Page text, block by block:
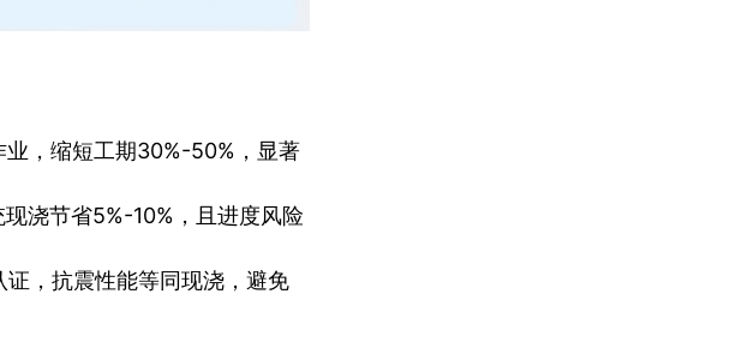
业，缩短工期30%-50%，显著
浇节省5%-10%，且进度风险
，抗震性能等同现浇，避免